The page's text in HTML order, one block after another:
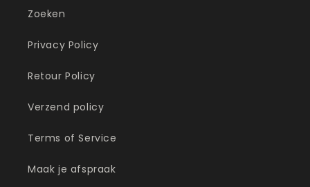
Zoeken
Privacy Policy
Retour Policy
Verzend policy
Terms of Service
Maak je afspraak